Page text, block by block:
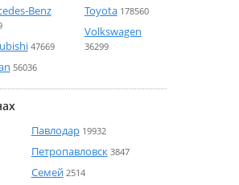
Benz
47669
56036
Toyota 178560
Volkswagen
36299
Павлодар 19932
Петропавловск 3847
Семей 2514